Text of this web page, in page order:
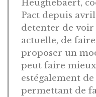
Heughebaert,
Pact depuis
detenter de voir
actuelle, de
proposer un
peut faire
estégalement
permettant de